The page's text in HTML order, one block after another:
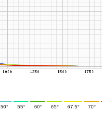
50° 55° 60° 65° 67.5° 70°